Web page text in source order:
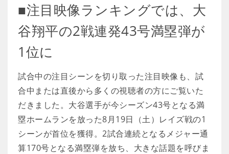
■注目映像ランキングでは、大
谷翔平の2戦連発43号満塁弾が
1位に
試合中の注目シーンを切り取った注目映像も、試
合中または直後から多くの視聴者の方にご覧いた
だきました。大谷選手が今シーズン43号となる満
塁ホームランを放った8月19日（土）レイズ戦の1
シーンが首位を獲得。2試合連続となるメジャー通
算170号となる満塁弾を放ち、大きな話題を呼びま